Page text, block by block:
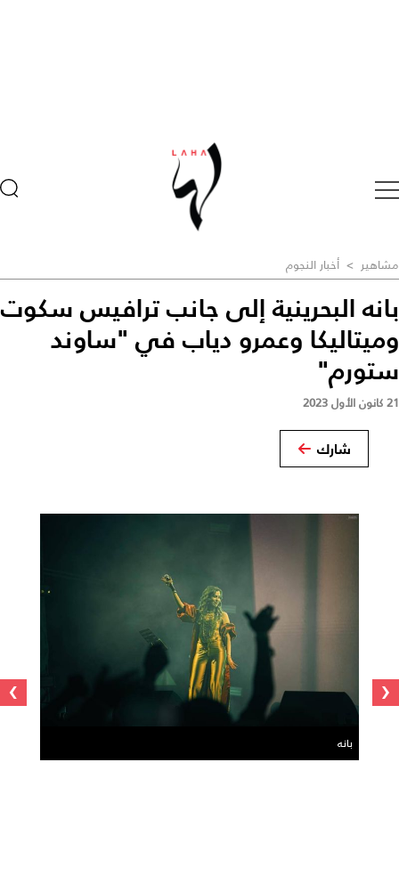
مشاهير > أخبار النجوم
بانه البحرينية إلى جانب ترافيس سكوت
وميتاليكا وعمرو دياب في "ساوند
ستورم"
21 كانون الأول 2023
شارك
بانه
‹
›